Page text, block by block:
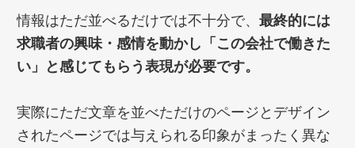
情報はただ並べるだけでは不十分で、 最終的には
求職者の興味・感情を動かし「この会社で働きた
い」と感じてもらう表現が必要です。
実際にただ文章を並べただけのページとデザイン
されたページでは与えられる印象がまったく異な